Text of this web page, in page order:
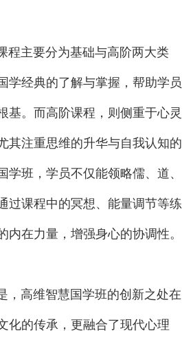
程主要分为基础与高阶两大类
学经典的了解与掌握，帮助学员
基。而高阶课程，则侧重于心灵
其注重思维的升华与自我认知的
学班，学员不仅能领略儒、道、
过课程中的冥想、能量调节等练
内在力量，增强身心的协调性。
，高维智慧国学班的创新之处在
化的传承，更融合了现代心理